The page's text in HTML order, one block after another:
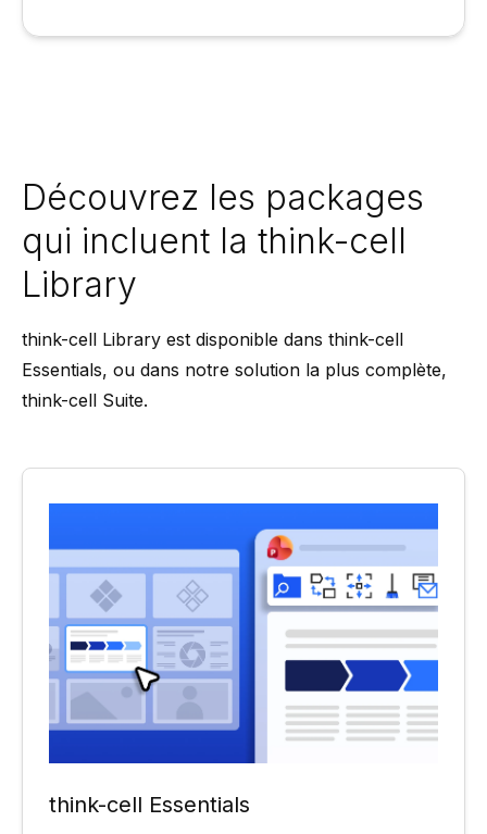
Découvrez les packages
qui incluent la think-cell
Library
think-cell Library est disponible dans think-cell
Essentials, ou dans notre solution la plus complète,
think-cell Suite.
think-cell Essentials